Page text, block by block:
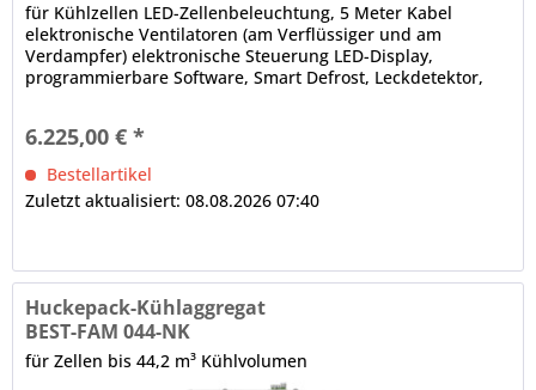
für Kühlzellen LED-Zellenbeleuchtung, 5 Meter Kabel
elektronische Ventilatoren (am Verflüssiger und am
Verdampfer) elektronische Steuerung LED-Display,
programmierbare Software, Smart Defrost, Leckdetektor,
6.225,00 € *
Bestellartikel
Zuletzt aktualisiert: 08.08.2026 07:40
Huckepack-Kühlaggregat
BEST-FAM 044-NK
für Zellen bis 44,2 m³ Kühlvolumen